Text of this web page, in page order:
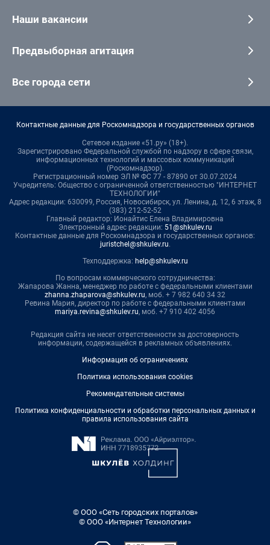
Наши вакансии
Предвыборная агитация
Все города сети
Контактные данные для Роскомнадзора и государственных органов
Сетевое издание «51.ру» (18+).
Зарегистрировано Федеральной службой по надзору в сфере связи,
информационных технологий и массовых коммуникаций
(Роскомнадзор).
Регистрационный номер ЭЛ № ФС 77 - 87890 от 30.07.2024
Учредитель: Общество с ограниченной ответственностью "ИНТЕРНЕТ
ТЕХНОЛОГИИ"
Адрес редакции: 630099, Россия, Новосибирск, ул. Ленина, д. 12, 6 этаж, 8
(383) 212-52-52
Главный редактор: Ионайтис Елена Владимировна
Электронный адрес редакции: 51@shkulev.ru
Контактные данные для Роскомнадзора и государственных органов:
juristchel@shkulev.ru.
Техподдержка: help@shkulev.ru
По вопросам коммерческого сотрудничества:
Жапарова Жанна, менеджер по работе с федеральными клиентами
zhanna.zhaparova@shkulev.ru, моб. + 7 982 640 34 32
Ревина Мария, директор по работе с федеральными клиентами
mariya.revina@shkulev.ru, моб. +7 910 402 4056
Редакция сайта не несет ответственности за достоверность
информации, содержащейся в рекламных объявлениях.
Информация об ограничениях
Политика использования cookies
Рекомендательные системы
Политика конфиденциальности и обработки персональных данных и
правила использования сайта
© ООО «Сеть городских порталов»
© ООО «Интернет Технологии»